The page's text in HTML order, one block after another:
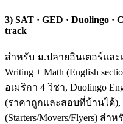
3) SAT · GED · Duolingo
track
สำหรับ ม.ปลายอินเตอร์และ
Writing + Math (English
อเมริกา 4 วิชา, Duolingo
(ราคาถูกและสอบที่บ้านได้),
(Starters/Movers/Flyers) ส